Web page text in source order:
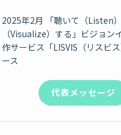
2025年2月 「聴いて（Listen
（Visualize）する」ビジョン
作サービス「LISVIS（リスビ
ース
代表メッセージ